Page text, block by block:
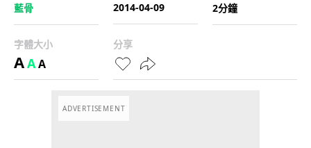
藍骨
2014-04-09
2分鐘
字體大小
AAA
分享
ADVERTISEMENT